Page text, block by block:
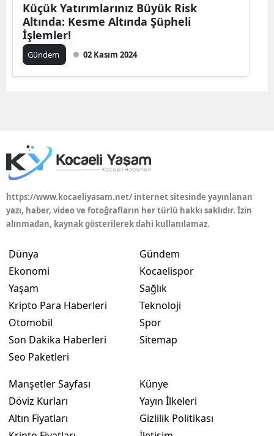
Gaziantep
Gümüşhane
İstanbul
İzmir
Kastamonu
Konya
Küçük Yatırımlarınız Büyük Risk
Altında: Kesme Altında Şüpheli
İşlemler!
Gündem 02 Kasım 2024
https://www.kocaeliyasam.net/ internet sitesinde yayınlanan
yazı, haber, video ve fotoğrafların her türlü hakkı saklıdır. İzin
alınmadan, kaynak gösterilerek dahi kullanılamaz.
Dünya
Ekonomi
Yaşam
Kripto Para Haberleri
Otomobil
Son Dakika Haberleri
Seo Paketleri
Gündem
Kocaelispor
Sağlık
Teknoloji
Spor
Sitemap
Manşetler Sayfası
Döviz Kurları
Altın Fiyatları
Künye
Yayın İlkeleri
Gizlilik Politikası